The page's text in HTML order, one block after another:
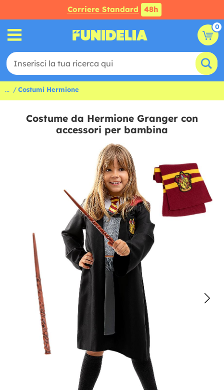
Corriere Standard 48h
0
... Costumi Hermione
Costume da Hermione Granger con
accessori per bambina